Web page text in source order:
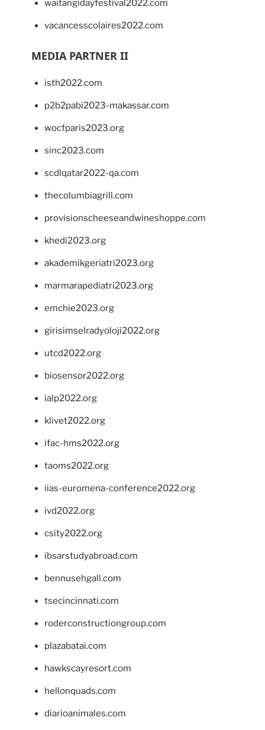
waitangidayfestival2022.com
vacancesscolaires2022.com
MEDIA PARTNER II
isth2022.com
p2b2pabi2023-makassar.com
wocfparis2023.org
sinc2023.com
scdlqatar2022-qa.com
thecolumbiagrill.com
provisionscheeseandwineshoppe.com
khedi2023.org
akademikgeriatri2023.org
marmarapediatri2023.org
emchie2023.org
girisimselradyoloji2022.org
utcd2022.org
biosensor2022.org
ialp2022.org
klivet2022.org
ifac-hms2022.org
taoms2022.org
iias-euromena-conference2022.org
ivd2022.org
csity2022.org
ibsarstudyabroad.com
bennusehgall.com
tsecincinnati.com
roderconstructiongroup.com
plazabatai.com
hawkscayresort.com
hellonquads.com
diarioanimales.com